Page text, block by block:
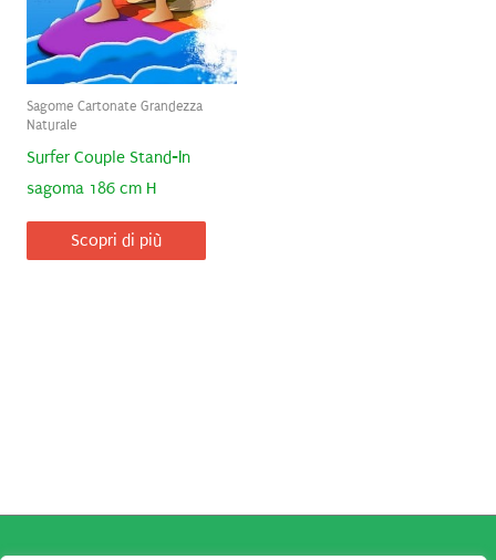
Sagome Cartonate Grandezza
Naturale
Surfer Couple Stand-In
sagoma 186 cm H
Scopri di più